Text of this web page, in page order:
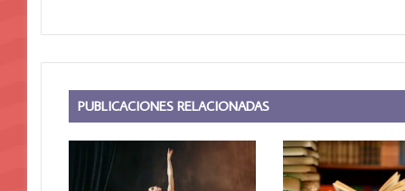
PUBLICACIONES RELACIONADAS